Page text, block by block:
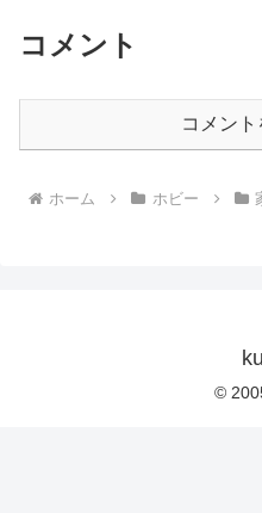
コメント
コメン
ホーム ホビー
©